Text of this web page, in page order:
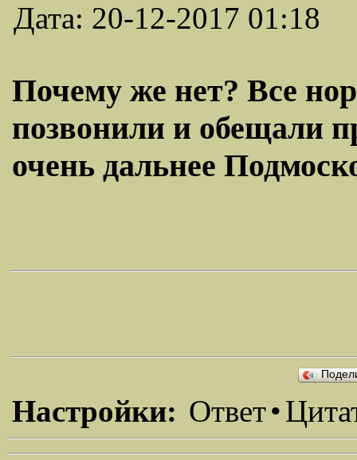
Дата: 20-12-2017 01:18
Почему же нет? Все
позвонили и обещали
очень дальнее
Настройки: Ответ•